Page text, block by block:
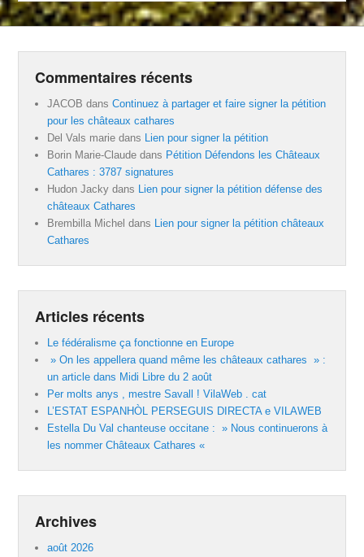
Commentaires récents
JACOB dansContinuez à partager et faire signer la pétition
pour les châteaux cathares
Del Vals marie dans Lien pour signer la pétition
Borin Marie-Claude dans Pétition Défendons les Châteaux
Cathares : 3787 signatures
Hudon Jacky dans Lien pour signer la pétition défense des
châteaux Cathares
Brembilla Michel dans Lien pour signer la pétition châteaux
Cathares
Articles récents
Le fédéralisme ça fonctionne en Europe
» On les appellera quand même les châteaux cathares » :
un article dans Midi Libre du 2 août
Per molts anys , mestre Savall ! VilaWeb . cat
L’ESTAT ESPANHÒL PERSEGUIS DIRECTA e VILAWEB
Estella Du Val chanteuse occitane : » Nous continuerons à
les nommer Châteaux Cathares «
Archives
août 2026